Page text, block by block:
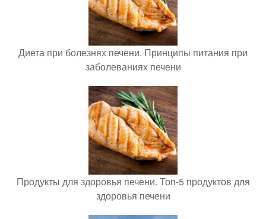
Диета при болезнях печени. Принципы питания при
заболеваниях печени
Продукты для здоровья печени. Топ-5 продуктов для
здоровья печени